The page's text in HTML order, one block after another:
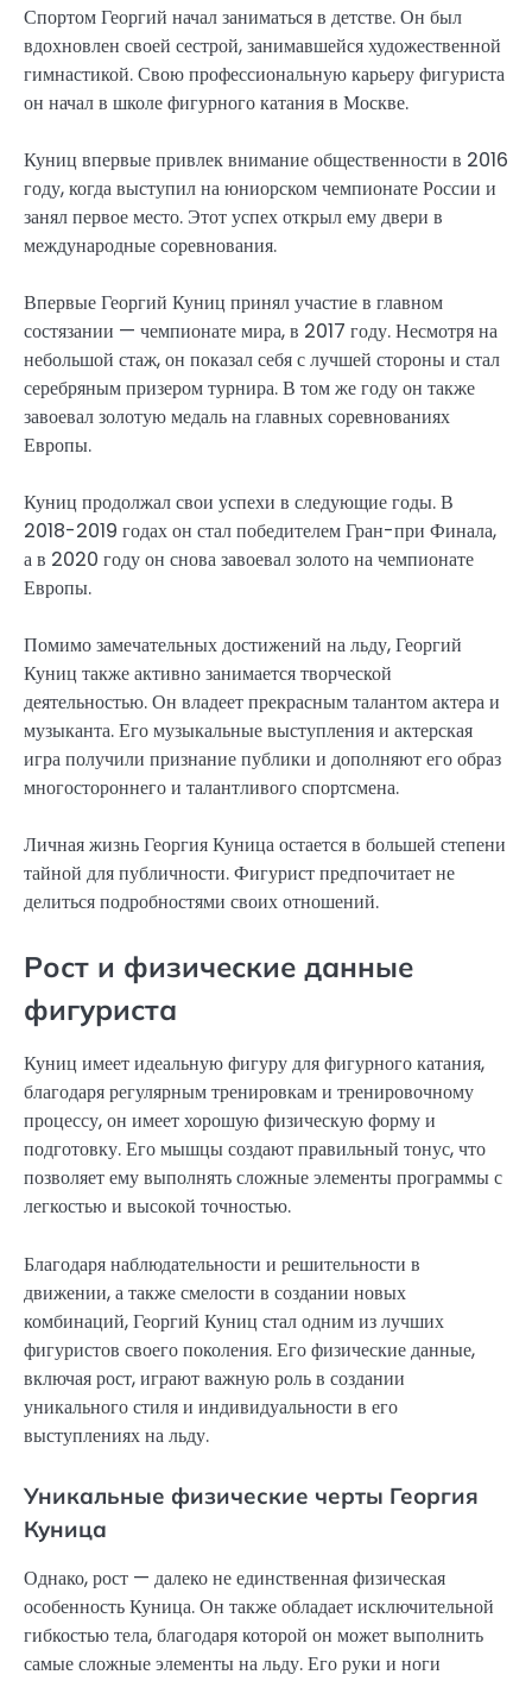
Спортом Георгий начал заниматься в детстве. Он был
вдохновлен своей сестрой, занимавшейся художественной
гимнастикой. Свою профессиональную карьеру фигуриста
он начал в школе фигурного катания в Москве.
Куниц впервые привлек внимание общественности в 2016
году, когда выступил на юниорском чемпионате России и
занял первое место. Этот успех открыл ему двери в
международные соревнования.
Впервые Георгий Куниц принял участие в главном
состязании — чемпионате мира, в 2017 году. Несмотря на
небольшой стаж, он показал себя с лучшей стороны и стал
серебряным призером турнира. В том же году он также
завоевал золотую медаль на главных соревнованиях
Европы.
Куниц продолжал свои успехи в следующие годы. В
2018-2019 годах он стал победителем Гран-при Финала,
а в 2020 году он снова завоевал золото на чемпионате
Европы.
Помимо замечательных достижений на льду, Георгий
Куниц также активно занимается творческой
деятельностью. Он владеет прекрасным талантом актера и
музыканта. Его музыкальные выступления и актерская
игра получили признание публики и дополняют его образ
многостороннего и талантливого спортсмена.
Личная жизнь Георгия Куница остается в большей степени
тайной для публичности. Фигурист предпочитает не
делиться подробностями своих отношений.
Рост и физические данные
фигуриста
Куниц имеет идеальную фигуру для фигурного катания,
благодаря регулярным тренировкам и тренировочному
процессу, он имеет хорошую физическую форму и
подготовку. Его мышцы создают правильный тонус, что
позволяет ему выполнять сложные элементы программы с
легкостью и высокой точностью.
Благодаря наблюдательности и решительности в
движении, а также смелости в создании новых
комбинаций, Георгий Куниц стал одним из лучших
фигуристов своего поколения. Его физические данные,
включая рост, играют важную роль в создании
уникального стиля и индивидуальности в его
выступлениях на льду.
Уникальные физические черты Георгия
Куница
Однако, рост — далеко не единственная физическая
особенность Куница. Он также обладает исключительной
гибкостью тела, благодаря которой он может выполнить
самые сложные элементы на льду. Его руки и ноги